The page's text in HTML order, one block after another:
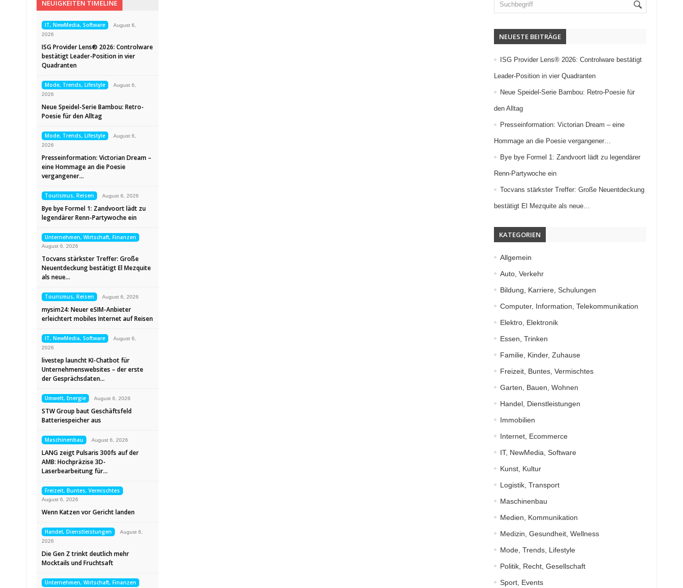
NEUIGKEITEN TIMELINE
IT, NewMedia, Software
August 6,
2026
ISG Provider Lens® 2026: Controlware
bestätigt Leader-Position in vier
Quadranten
Mode, Trends, Lifestyle
August 6,
2026
Neue Speidel-Serie Bambou: Retro-
Poesie für den Alltag
Mode, Trends, Lifestyle
August 6,
2026
Presseinformation: Victorian Dream –
eine Hommage an die Poesie
vergangener…
Tourismus, Reisen August 6, 2026
Bye bye Formel 1: Zandvoort lädt zu
legendärer Renn-Partywoche ein
Unternehmen, Wirtschaft, Finanzen
August 6, 2026
Tocvans stärkster Treffer: Große
Neuentdeckung bestätigt El Mezquite
als neue…
Tourismus, Reisen August 6, 2026
mysim24: Neuer eSIM-Anbieter
erleichtert mobiles Internet auf Reisen
IT, NewMedia, Software
August 6,
2026
livestep launcht KI-Chatbot für
Unternehmenswebsites – der erste
der Gesprächsdaten…
Umwelt, Energie August 6, 2026
STW Group baut Geschäftsfeld
Batteriespeicher aus
Maschinenbau August 6, 2026
LANG zeigt Pulsaris 300fs auf der
AMB: Hochpräzise 3D-
Laserbearbeitung für…
Freizeit, Buntes, Vermischtes
August 6, 2026
Wenn Katzen vor Gericht landen
Handel, Dienstleistungen
August 6,
2026
Die Gen Z trinkt deutlich mehr
Mocktails und Fruchtsaft
Unternehmen, Wirtschaft, Finanzen
NEUESTE BEITRÄGE
ISG Provider Lens® 2026: Controlware bestätigt
Leader-Position in vier Quadranten
Neue Speidel-Serie Bambou: Retro-Poesie für
den Alltag
Presseinformation: Victorian Dream – eine
Hommage an die Poesie vergangener…
Bye bye Formel 1: Zandvoort lädt zu legendärer
Renn-Partywoche ein
Tocvans stärkster Treffer: Große Neuentdeckung
bestätigt El Mezquite als neue…
KATEGORIEN
Allgemein
Auto, Verkehr
Bildung, Karriere, Schulungen
Computer, Information, Telekommunikation
Elektro, Elektronik
Essen, Trinken
Familie, Kinder, Zuhause
Freizeit, Buntes, Vermischtes
Garten, Bauen, Wohnen
Handel, Dienstleistungen
Immobilien
Internet, Ecommerce
IT, NewMedia, Software
Kunst, Kultur
Logistik, Transport
Maschinenbau
Medien, Kommunikation
Medizin, Gesundheit, Wellness
Mode, Trends, Lifestyle
Politik, Recht, Gesellschaft
Sport, Events